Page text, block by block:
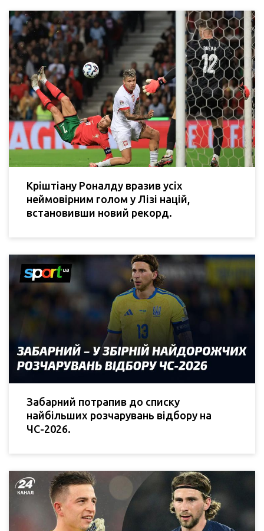
Кріштіану Роналду вразив усіх
неймовірним голом у Лізі націй,
встановивши новий рекорд.
Забарний потрапив до списку
найбільших розчарувань відбору на
ЧС-2026.